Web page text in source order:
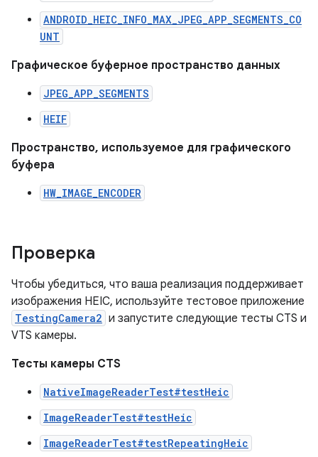
ANDROID_HEIC_INFO_MAX_JPEG_APP_SEGMENTS_CO
UNT
Графическое буферное пространство данных
JPEG_APP_SEGMENTS
HEIF
Пространство, используемое для графического
буфера
HW_IMAGE_ENCODER
Проверка
Чтобы убедиться, что ваша реализация поддерживает
изображения HEIC, используйте тестовое приложение
TestingCamera2 и запустите следующие тесты CTS и
VTS камеры.
Тесты камеры CTS
NativeImageReaderTest#testHeic
ImageReaderTest#testHeic
ImageReaderTest#testRepeatingHeic